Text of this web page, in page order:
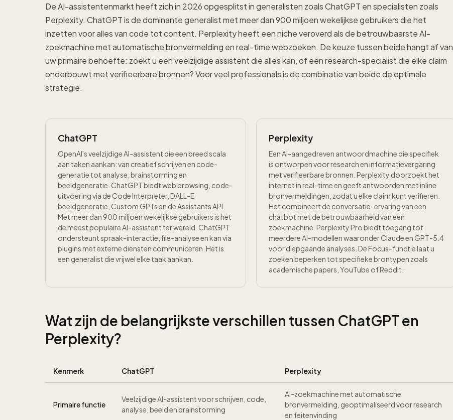
De AI-assistentenmarkt heeft zich in 2026 opgesplitst in generalisten zoals ChatGPT en specialisten zoals
Perplexity. ChatGPT is de dominante generalist met meer dan 900 miljoen wekelijkse gebruikers die het
inzetten voor alles van code tot content. Perplexity heeft een niche veroverd als de betrouwbaarste AI-
zoekmachine met automatische bronvermelding en real-time webzoeken. De keuze tussen beide hangt af van
uw primaire behoefte: zoekt u een veelzijdige assistent die alles kan, of een research-specialist die elke claim
onderbouwt met verifieerbare bronnen? Voor veel professionals is de combinatie van beide de optimale
strategie.
ChatGPT
OpenAI's veelzijdige AI-assistent die een breed scala
aan taken aankan: van creatief schrijven en code-
generatie tot analyse, brainstorming en
beeldgeneratie. ChatGPT biedt web browsing, code-
uitvoering via de Code Interpreter, DALL-E
beeldgeneratie, Custom GPTs en de Assistants API.
Met meer dan 900 miljoen wekelijkse gebruikers is het
de meest populaire AI-assistent ter wereld. ChatGPT
ondersteunt spraak-interactie, file-analyse en kan via
plugins met externe diensten communiceren. Het is
een generalist die vrijwel elke taak aankan.
Perplexity
Een AI-aangedreven antwoordmachine die specifiek
is ontworpen voor research en informatievergaring
met verifieerbare bronnen. Perplexity doorzoekt het
internet in real-time en geeft antwoorden met inline
bronvermeldingen, zodat u elke claim kunt verifieren.
Het combineert de conversatie-ervaring van een
chatbot met de betrouwbaarheid van een
zoekmachine. Perplexity Pro biedt toegang tot
meerdere AI-modellen waaronder Claude en GPT-5.4
voor diepgaande analyses. De Focus-functie laat u
zoeken beperken tot specifieke brontypen zoals
academische papers, YouTube of Reddit.
Wat zijn de belangrijkste verschillen tussen ChatGPT en
Perplexity?
Kenmerk ChatGPT Perplexity
Primaire functie
Veelzijdige AI-assistent voor schrijven, code,
analyse, beeld en brainstorming
AI-zoekmachine met automatische
bronvermelding, geoptimaliseerd voor research
en feitenvinding